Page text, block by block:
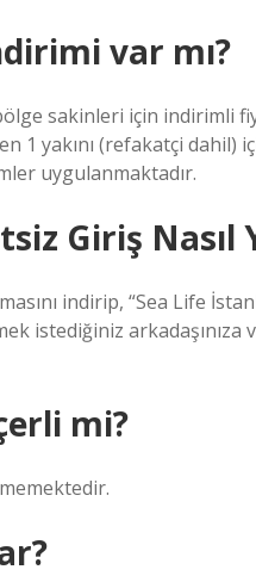
var mı?
sakinleri için indirimli
1 yakını (refakatçi dahil)
uygulanmaktadır.
Giriş Nasıl
indirip, “Sea Life
istediğiniz arkadaşınıza
mi?